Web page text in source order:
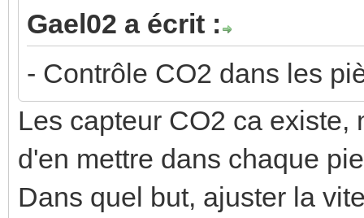
Gael02 a écrit :
- Contrôle CO2 dans les
Les capteur CO2 ca
d'en mettre dans chaque
Dans quel but, ajuster la